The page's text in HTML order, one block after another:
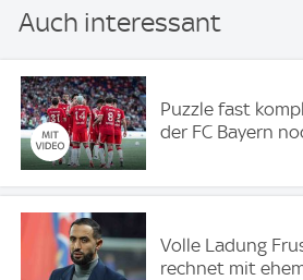
Auch interessant
Puzzle fast
der FC Bayern
Volle Ladung
rechnet mit